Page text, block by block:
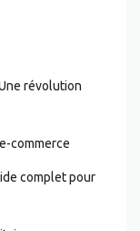
révolution
commerce
complet pour